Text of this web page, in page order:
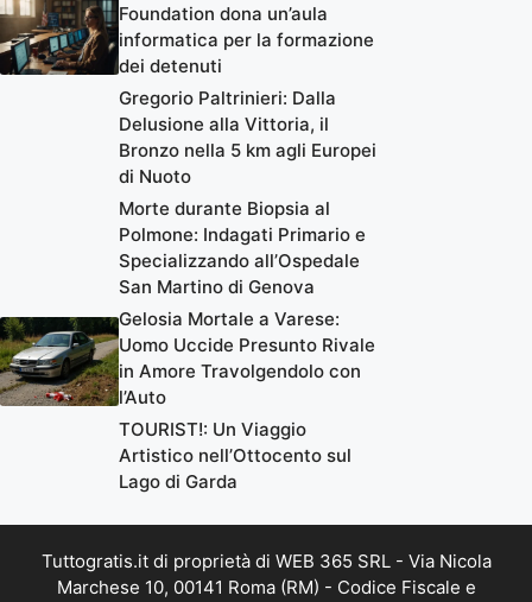
Foundation dona un’aula
informatica per la formazione
dei detenuti
Gregorio Paltrinieri: Dalla
Delusione alla Vittoria, il
Bronzo nella 5 km agli Europei
di Nuoto
Morte durante Biopsia al
Polmone: Indagati Primario e
Specializzando all’Ospedale
San Martino di Genova
Gelosia Mortale a Varese:
Uomo Uccide Presunto Rivale
in Amore Travolgendolo con
l’Auto
TOURIST!: Un Viaggio
Artistico nell’Ottocento sul
Lago di Garda
Tuttogratis.it di proprietà di WEB 365 SRL - Via Nicola
Marchese 10, 00141 Roma (RM) - Codice Fiscale e